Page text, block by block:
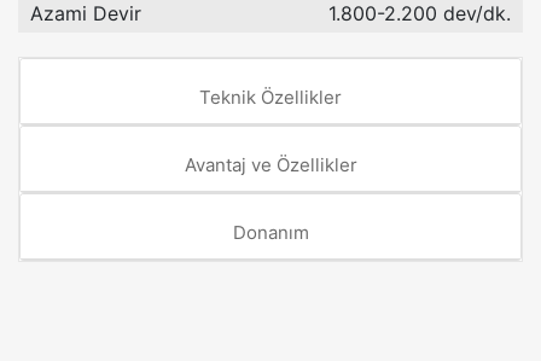
Azami Devir
1.800-2.200 dev/dk.
Teknik Özellikler
Avantaj ve Özellikler
Donanım